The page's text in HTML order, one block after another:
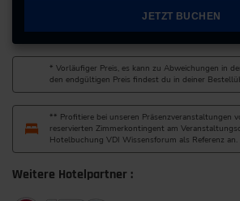
JETZT BUCHEN
* Vorläufiger Preis, es kann zu Abweichungen in
den endgültigen Preis findest du in deiner
** Profitiere bei unseren Präsenzveranstaltungen
reservierten Zimmerkontingent am
Hotelbuchung VDI Wissensforum als Referenz an.
Weitere Hotelpartner :